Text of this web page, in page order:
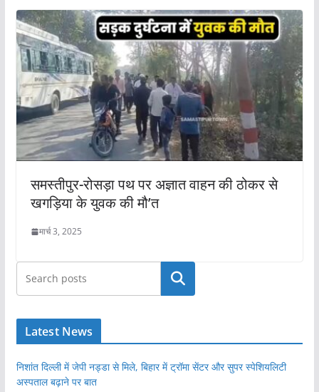
समस्तीपुर-रोसड़ा पथ पर अज्ञात वाहन की ठोकर से
खगड़िया के युवक की मौ’त
मार्च 3, 2025
खोजें
Latest News
निशांत दिल्ली में जेपी नड्डा से मिले, बिहार में ट्रॉमा सेंटर और सुपर स्पेशियलिटी
अस्पताल बढ़ाने पर बात